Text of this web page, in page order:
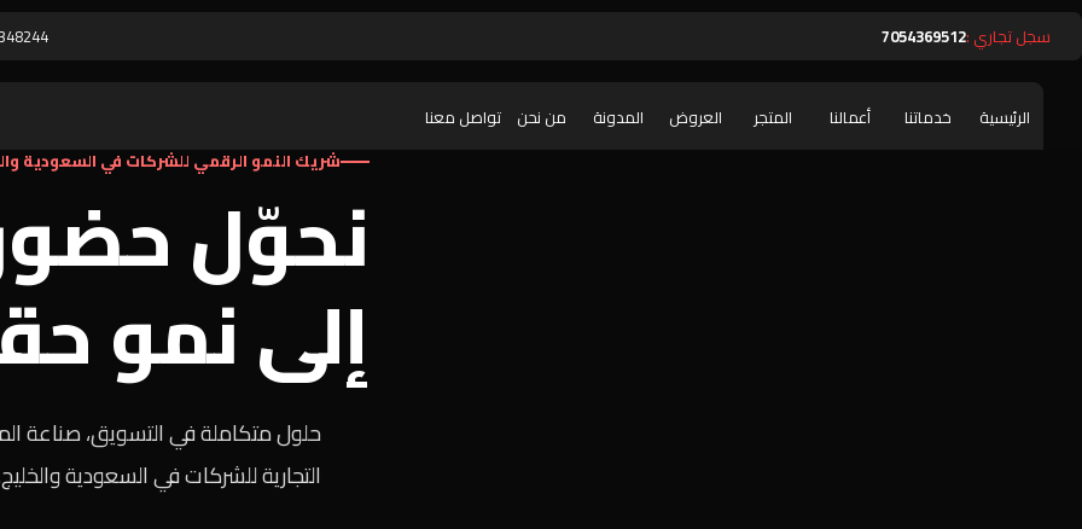
سجل تجاري :7054369512
الرئيسية خدماتنا أعمالنا المتجر العروض المدونة من نحن تواصل معنا
شريك النمو الرقمي للشركات في السعودية
نحوّل
إلى نمو
حلول متكاملة في التسويق، صناعة
التجارية للشركات في السعودية